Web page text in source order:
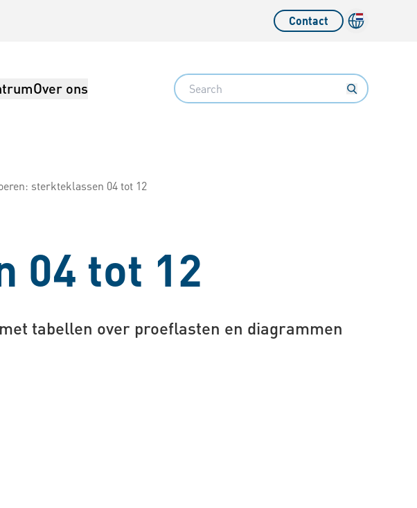
Contact
Over ons Search
sterkteklassen 04 tot 12
04 tot 12
tabellen over proeflasten en diagrammen